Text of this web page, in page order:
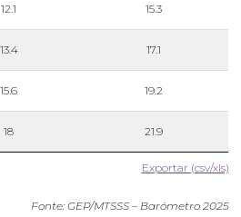
12.1 15.3
13.4 17.1
15.6 19.2
18 21.9
Exportar (csv/xls)
Fonte: GEP/MTSSS – Barómetro 2025